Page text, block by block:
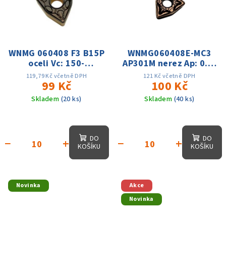
WNMG 060408 F3 B15P
oceli Vc: 150-
280m/min, f: 0.12-
0.40,Ap: 0.4-2mm
119,79 Kč včetně DPH
99 Kč
Skladem (20 ks)
+
−
DO
KOŠÍKU
WNMG060408E-MC3
AP301M nerez Ap: 0.6-
2.1mm, Vc: 70-
200m/min
121 Kč včetně DPH
100 Kč
Skladem (40 ks)
+
−
DO
KOŠÍKU
Novinka
Akce
Novinka